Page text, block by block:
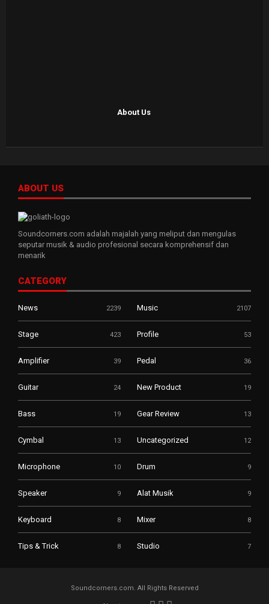
About Us
ABOUT US
Soundcorners.com adalah majalah yang meliput dan mengulas
seputar musik & audio profesional secara komprehensif dan
menarik
CATEGORY
News 2239 Music 2107
Stage 423 Profile 53
Amplifier 39 Pedal 36
Guitar 24 New Product 19
Bass 19 Gear Review 13
Cymbal 13 Uncategorized 12
Microphone 10 Drum 9
Speaker 9 Alat Musik 9
Keyboard 8 Mixer 8
Tips & Trick 8 Studio 7
Soundcorners.com. All Rights Reserved